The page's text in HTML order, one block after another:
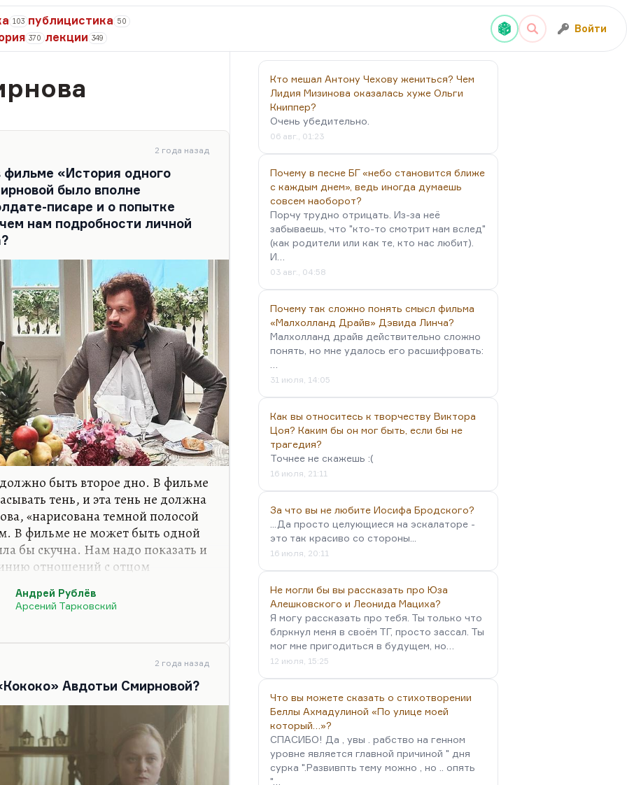
103 публицистика 50
370 лекции 349
Войти
2 года назад
«История одного
было вполне
писаре и о попытке
нам подробности личной
быть второе дно. В фильме
тень, и эта тень не должна
«нарисована темной полосой
В фильме не может быть одной
бы скучна. Нам надо показать и
отношений с отцом
этого поляка-офицера.
картина, чем плотнее сеть,
линий, тем больше он в эту
мне казалось, что вот и это
Андрей Рублёв
Арсений Тарковский
2 года назад
Авдотьи Смирновой?
Кто мешал Антону Чехову жениться? Чем
Лидия Мизинова оказалась хуже Ольги
Книппер?
Очень убедительно.
06 авг., 01:23
Почему в песне БГ «небо становится ближе
с каждым днем», ведь иногда думаешь
совсем наоборот?
Порчу трудно отрицать. Из-за неё
забываешь, что "кто-то смотрит нам вслед"
(как родители или как те, кто нас любит).
И…
03 авг., 04:58
Почему так сложно понять смысл фильма
«Малхолланд Драйв» Дэвида Линча?
Малхолланд драйв действительно сложно
понять, но мне удалось его расшифровать:
31 июля, 14:05
Как вы относитесь к творчеству Виктора
Цоя? Каким бы он мог быть, если бы не
трагедия?
Точнее не скажешь :(
16 июля, 21:11
За что вы не любите Иосифа Бродского?
...Да просто целующиеся на эскалаторе -
это так красиво со стороны...
16 июля, 20:11
Не могли бы вы рассказать про Юза
Алешковского и Леонида Мациха?
Я могу рассказать про тебя. Ты только что
блркнул меня в своём ТГ, просто зассал. Ты
мог мне пригодиться в будущем, но…
12 июля, 15:25
Что вы можете сказать о стихотворении
Беллы Ахмадулиной «По улице моей
который…»?
СПАСИБО! Да , увы . рабство на генном
уровне является главной причиной " дня
сурка ".Развивпть тему можно , но .. опять
"…